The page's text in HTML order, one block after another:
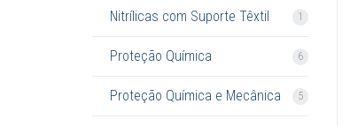
Nitrílicas com Suporte Têxtil 1
Proteção Química 6
Proteção Química e Mecânica 5